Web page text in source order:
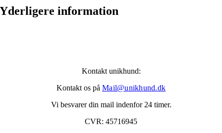
Yderligere information
Kontakt unikhund:
Kontakt os på Mail@unikhund.dk
Vi besvarer din mail indenfor 24 timer.
CVR: 45716945